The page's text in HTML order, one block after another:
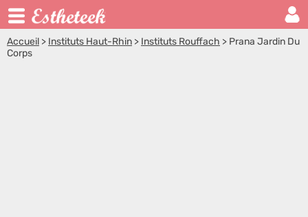
Accueil > Instituts Haut-Rhin > Instituts Rouffach > Prana Jardin Du
Corps